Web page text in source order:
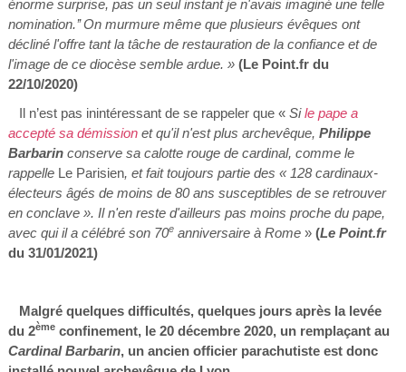
énorme surprise, pas un seul instant je n'avais imaginé une telle
nomination.’’ On murmure même que plusieurs évêques ont
décliné l'offre tant la tâche de restauration de la confiance et de
l'image de ce diocèse semble ardue. » (Le Point.fr du
22/10/2020)
Il n’est pas inintéressant de se rappeler que «Sile pape a
accepté sa démissionet qu'il n'est plus archevêque, Philippe
Barbarinconserve sa calotte rouge de cardinal, comme le
rappelle Le Parisien, et fait toujours partie des « 128 cardinaux-
électeurs âgés de moins de 80 ans susceptibles de se retrouver
en conclave ». Il n'en reste d'ailleurs pas moins proche du pape,
avec qui il a célébré son 70eanniversaire à Rome» (Le Point.fr
du 31/01/2021)
Malgré quelques difficultés, quelques jours après la levée
du 2èmeconfinement, le 20 décembre 2020, un remplaçant au
Cardinal Barbarin, un ancien officier parachutiste est donc